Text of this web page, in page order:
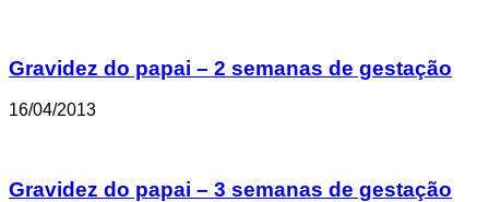
Gravidez do papai – 2 semanas de gestação
16/04/2013
Gravidez do papai – 3 semanas de gestação